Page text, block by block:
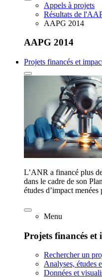
Appels à projets
Résultats de
AAPG 2014
AAPG 2014
Projets financés et
L’ANR a financé plus
dans le cadre de son
études d’impact menées
Menu
Projets financés et
Rechercher un
Analyses, études
Données et